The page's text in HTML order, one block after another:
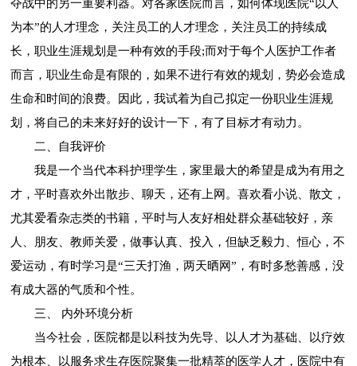
夺战中的另一重要利器。对各家医院而言，如何体现医院“以人
为本”的人才理念，关注员工的人才理念，关注员工的持续成
长，职业生涯规划是一种有效的手段;而对于每个人医护工作者
而言，职业生命是有限的，如果不进行有效的规划，势必会造成
生命和时间的浪费。因此，我试着为自己拟定一份职业生涯规
划，将自己的未来好好的设计一下，有了目标才有动力。
二、自我评价
我是一个当代本科护理学生，家里最大的希望是成为有用之
才，平时喜欢外出散步、聊天，还有上网。喜欢看小说、散文，
尤其爱看杂志类的书籍，平时与人友好相处群众基础较好，亲
人、朋友、教师关爱，做事认真、投入，但缺乏毅力、恒心，不
爱运动，有时学习是“三天打渔，两天晒网”，有时多愁善感，没
有成大器的气质和个性。
三、 内外环境分析
当今社会，医院都是以科技为先导、以人才为基础、以疗效
为根本、以服务求生存医院聚集一批精萃的医学人才，医院中有